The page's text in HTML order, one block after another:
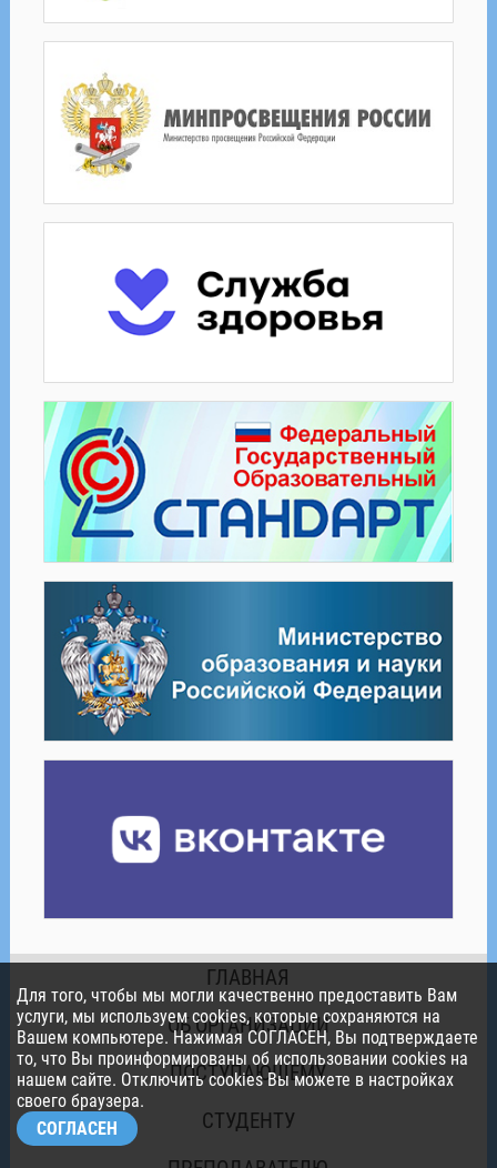
ГЛАВНАЯ
ОБ ОРГАНИЗАЦИИ
ПОСТУПАЮЩЕМУ
СТУДЕНТУ
Для того, чтобы мы могли качественно предоставить Вам
услуги, мы используем cookies, которые сохраняются на
Вашем компьютере. Нажимая СОГЛАСЕН, Вы подтверждаете
то, что Вы проинформированы об использовании cookies на
нашем сайте. Отключить cookies Вы можете в настройках
своего браузера.
СОГЛАСЕН